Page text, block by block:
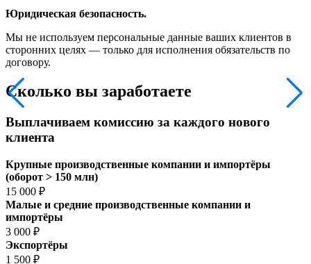
Юридическая безопасность.
Мы не используем персональные данные ваших клиентов в
сторонних целях — только для исполнения обязательств по
договору.
Сколько вы заработаете
Выплачиваем комиссию за каждого нового
клиента
Крупные производственные компании и импортёры
(оборот > 150 млн)
15 000 ₽
Малые и средние производственные компании и
импортёры
3 000 ₽
Экспортёры
1 500 ₽